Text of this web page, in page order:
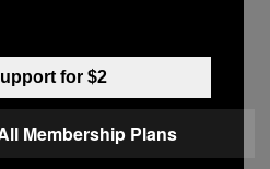
Ago, Drake
Song of His
for $2
Membership Plans